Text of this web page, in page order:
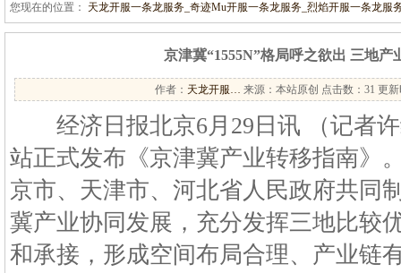
您现在的位置： 天龙开服一条龙服务_奇迹Mu开服一条龙服务_烈焰开服一条龙服
京津冀“1555N”格局呼之欲出 三地产
作者： 天龙开服… 来源：本站原创 点击数： 31 更新
经济日报北京6月29日讯 （记者许
站正式发布《京津冀产业转移指南》
京市、天津市、河北省人民政府共同
冀产业协同发展，充分发挥三地比较
和承接，形成空间布局合理、产业链